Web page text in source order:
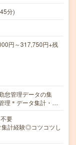
分)
円～317,750円+残
怠管理データの集
理＊データ集計・…
要
計経験◎コツコツし